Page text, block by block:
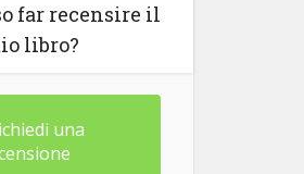
far recensire il
libro?
una